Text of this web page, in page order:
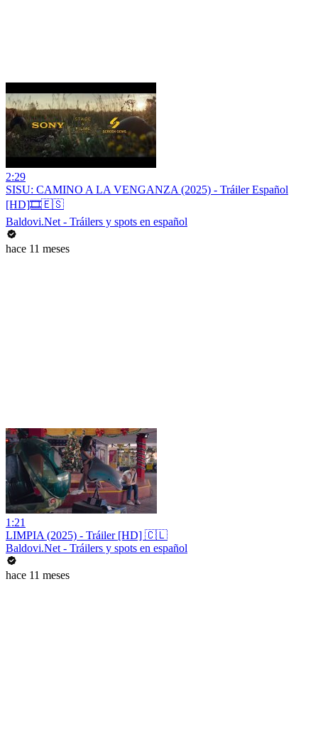
2:29
SISU: CAMINO A LA VENGANZA (2025) - Tráiler Español
[HD]🎞️🇪🇸
Baldovi.Net - Tráilers y spots en español
hace 11 meses
1:21
LIMPIA (2025) - Tráiler [HD] 🇨🇱
Baldovi.Net - Tráilers y spots en español
hace 11 meses